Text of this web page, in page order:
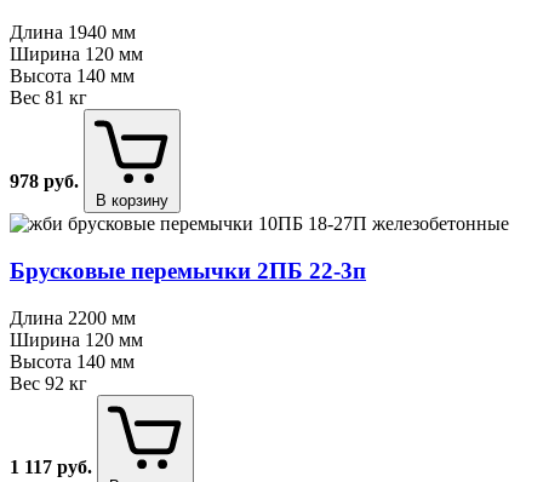
Длина 1940 мм
Ширина 120 мм
Высота 140 мм
Вес 81 кг
978 руб.
В корзину
Брусковые перемычки 2ПБ 22⁠-⁠3п
Длина 2200 мм
Ширина 120 мм
Высота 140 мм
Вес 92 кг
1 117 руб.